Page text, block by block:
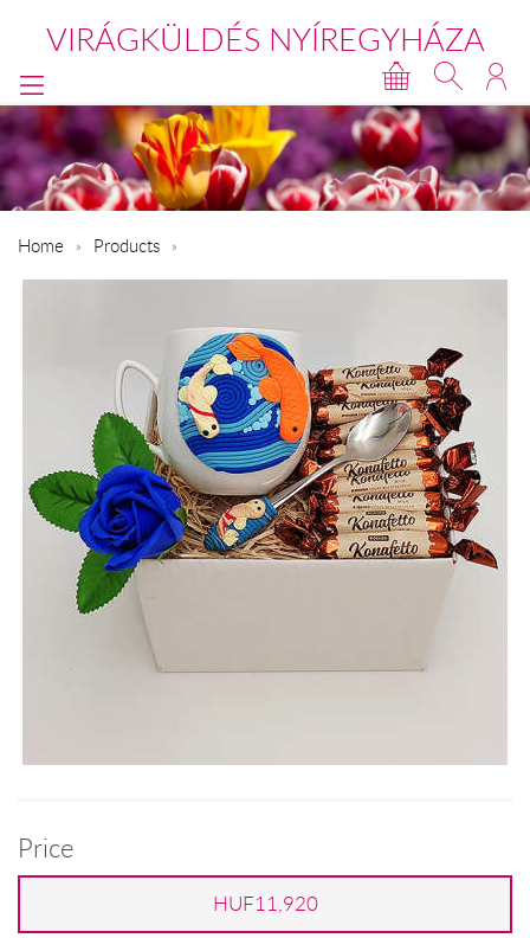
VIRÁGKÜLDÉS NYÍREGYHÁZA
Home Products
Price
HUF11,920